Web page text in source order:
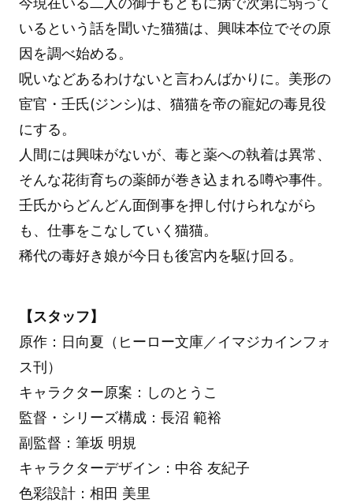
いるという話を聞いた猫猫は、興味本位でその原
因を調べ始める。
呪いなどあるわけないと言わんばかりに。美形の
宦官・壬氏(ジンシ)は、猫猫を帝の寵妃の毒見役
にする。
人間には興味がないが、毒と薬への執着は異常、
そんな花街育ちの薬師が巻き込まれる噂や事件。
壬氏からどんどん面倒事を押し付けられながら
も、仕事をこなしていく猫猫。
稀代の毒好き娘が今日も後宮内を駆け回る。
【スタッフ】
原作：日向夏（ヒーロー文庫／イマジカインフォ
ス刊）
キャラクター原案：しのとうこ
監督・シリーズ構成：長沼 範裕
副監督：筆坂 明規
キャラクターデザイン：中谷 友紀子
色彩設計：相田 美里